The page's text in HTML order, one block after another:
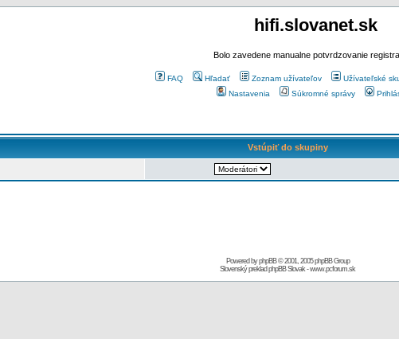
hifi.slovanet.sk
Bolo zavedene manualne potvrdzovanie
FAQ Hľadať Zoznam užívateľov Užívateľské
Nastavenia
Súkromné správy
Vstúpiť do skupiny
Powered byphpBB© 2001, 2005 phpBB Group
Slovenský preklad phpBB Slovak-www.pcforum.sk